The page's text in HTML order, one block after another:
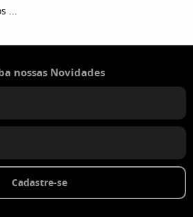
...
nossas Novidades
Cadastre-se